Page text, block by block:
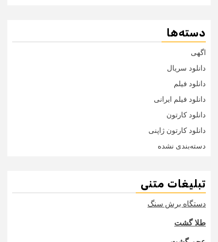
دسته‌ها
اگهی
دانلود سریال
دانلود فیلم
دانلود فیلم ایرانی
دانلود کارتون
دانلود کارتون ژاپنی
دسته‌بندی نشده
تبلیغات متنی
دستگاه برش سنگ
طلا گشت